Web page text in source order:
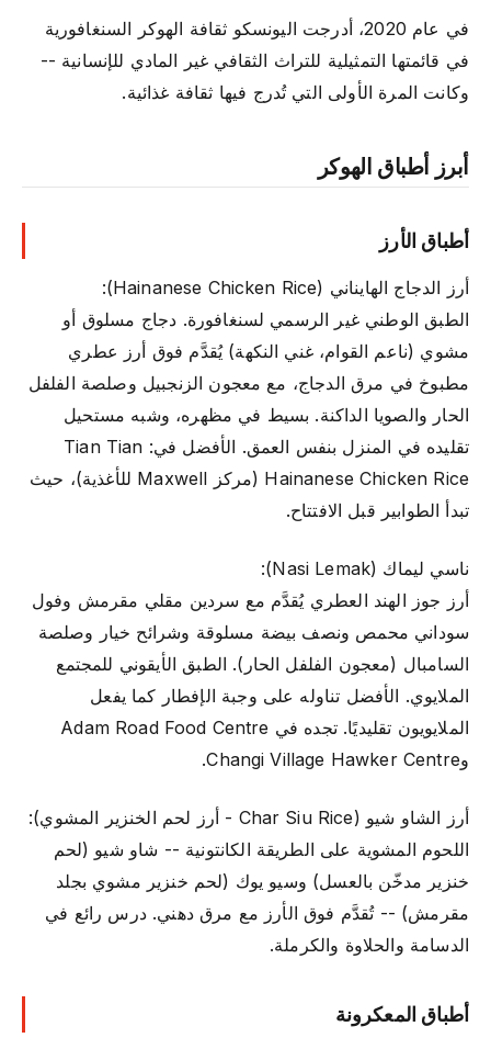
في عام 2020، أدرجت اليونسكو ثقافة الهوكر السنغافورية
في قائمتها التمثيلية للتراث الثقافي غير المادي للإنسانية --
وكانت المرة الأولى التي تُدرج فيها ثقافة غذائية.
أبرز أطباق الهوكر
أطباق الأرز
أرز الدجاج الهايناني (Hainanese Chicken Rice):
الطبق الوطني غير الرسمي لسنغافورة. دجاج مسلوق أو
مشوي (ناعم القوام، غني النكهة) يُقدَّم فوق أرز عطري
مطبوخ في مرق الدجاج، مع معجون الزنجبيل وصلصة الفلفل
الحار والصويا الداكنة. بسيط في مظهره، وشبه مستحيل
تقليده في المنزل بنفس العمق. الأفضل في: Tian Tian
Hainanese Chicken Rice (مركز Maxwell للأغذية)، حيث
تبدأ الطوابير قبل الافتتاح.
ناسي ليماك (Nasi Lemak):
أرز جوز الهند العطري يُقدَّم مع سردين مقلي مقرمش وفول
سوداني محمص ونصف بيضة مسلوقة وشرائح خيار وصلصة
السامبال (معجون الفلفل الحار). الطبق الأيقوني للمجتمع
الملايوي. الأفضل تناوله على وجبة الإفطار كما يفعل
الملايويون تقليديًا. تجده في Adam Road Food Centre
وChangi Village Hawker Centre.
أرز الشاو شيو (Char Siu Rice - أرز لحم الخنزير المشوي):
اللحوم المشوية على الطريقة الكانتونية -- شاو شيو (لحم
خنزير مدخّن بالعسل) وسيو يوك (لحم خنزير مشوي بجلد
مقرمش) -- تُقدَّم فوق الأرز مع مرق دهني. درس رائع في
الدسامة والحلاوة والكرملة.
أطباق المعكرونة